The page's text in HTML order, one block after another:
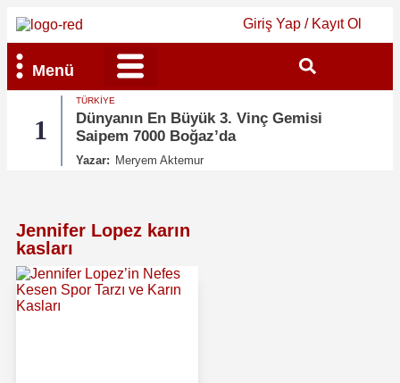
Giriş Yap / Kayıt Ol
Menü
1
TÜRKIYE
Dünyanın En Büyük 3. Vinç Gemisi
Saipem 7000 Boğaz’da
Yazar: Meryem Aktemur
Jennifer Lopez karın
kasları